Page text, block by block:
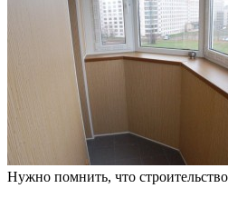
Нужно помнить, что